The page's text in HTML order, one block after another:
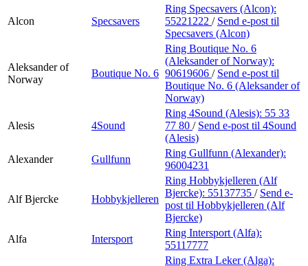
Alcon Specsavers
Ring Specsavers (Alcon):
55221222 / Send e-post til
Specsavers (Alcon)
Aleksander of
Norway
Boutique No. 6
Ring Boutique No. 6
(Aleksander of Norway):
90619606 / Send e-post til
Boutique No. 6 (Aleksander of
Norway)
Alesis 4Sound
Ring 4Sound (Alesis): 55 33
77 80 / Send e-post til 4Sound
(Alesis)
Alexander
Gullfunn
Ring Gullfunn (Alexander):
96004231
Alf Bjercke Hobbykjelleren
Ring Hobbykjelleren (Alf
Bjercke): 55137735 / Send e-
post til Hobbykjelleren (Alf
Bjercke)
Alfa
Intersport
Ring Intersport (Alfa):
55117777
Ring Extra Leker (Alga):